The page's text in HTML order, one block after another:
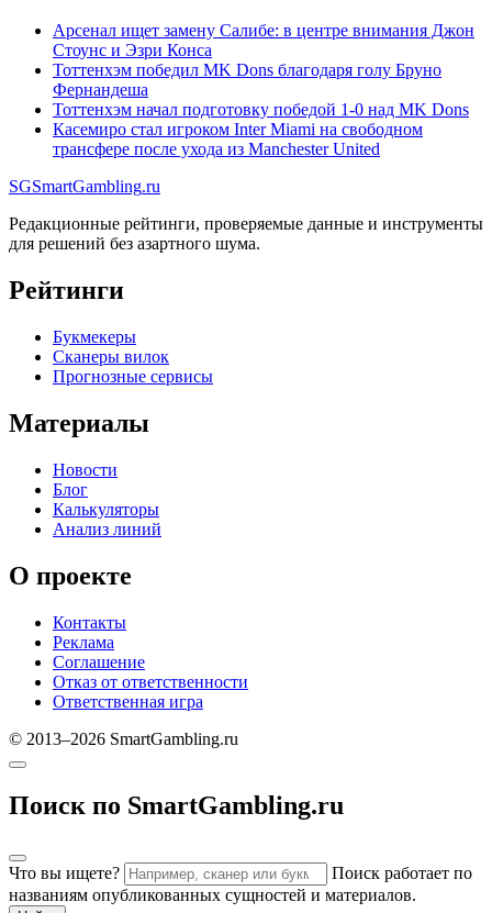
Арсенал ищет замену Салибе: в центре внимания Джон
Стоунс и Эзри Конса
Тоттенхэм победил MK Dons благодаря голу Бруно
Фернандеша
Тоттенхэм начал подготовку победой 1-0 над MK Dons
Касемиро стал игроком Inter Miami на свободном
трансфере после ухода из Manchester United
SGSmartGambling.ru
Редакционные рейтинги, проверяемые данные и инструменты
для решений без азартного шума.
Рейтинги
Букмекеры
Сканеры вилок
Прогнозные сервисы
Материалы
Новости
Блог
Калькуляторы
Анализ линий
О проекте
Контакты
Реклама
Соглашение
Отказ от ответственности
Ответственная игра
© 2013–2026 SmartGambling.ru
Поиск по SmartGambling.ru
Что вы ищете?
Поиск работает по
названиям опубликованных сущностей и материалов.